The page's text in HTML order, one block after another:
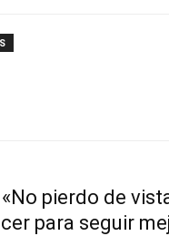
«No pierdo de
para seguir